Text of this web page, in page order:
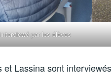
par les élèves
et Lassina sont